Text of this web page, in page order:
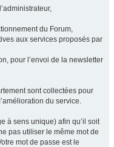
du Forum,
aux services proposés par
pour l’envoi de la newsletter
sont collectées pour
du service.
à sens unique) afin qu’il soit
pas utiliser le même mot de
mot de passe est le